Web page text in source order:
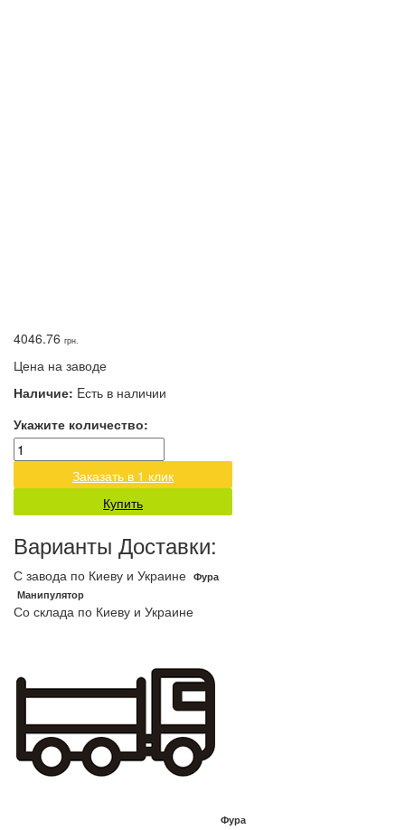
4046.76 грн.
Цена на заводе
Наличие: Eсть в наличии
Укажите количество:
Заказать в 1 клик
Купить
Варианты Доставки:
С завода по Киеву и Украине Фура
Манипулятор
Со склада по Киеву и Украине
Фура